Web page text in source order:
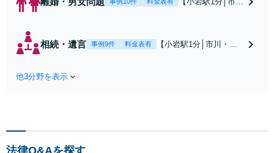
回避、裁判提起前
の和解、子の認知
相続・遺言 事例9件 料金表有
【小岩駅1分│市川・船
しい地域の皆さまも、
他3分野を表示
法律Q&Aを探す